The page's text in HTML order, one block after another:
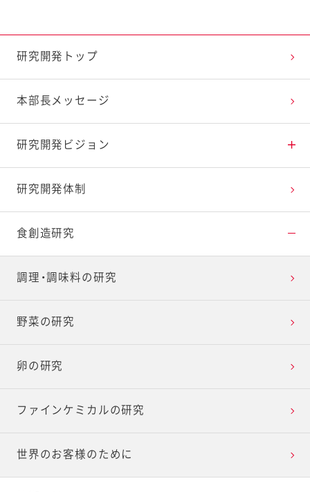
研究開発トップ
本部長メッセージ
研究開発ビジョン
アプローチ1 健康寿命延伸に貢献
アプローチ2 循環型経済を実現
アプローチ3 楽しく健康的な食生活を創造
アプローチ4 自分らしいライフスタイルを応援
アプローチ5 先端技術で食の可能性を切り開く
研究開発体制
食創造研究
調理・調味料の研究
野菜の研究
卵の研究
ファインケミカルの研究
世界のお客様のために